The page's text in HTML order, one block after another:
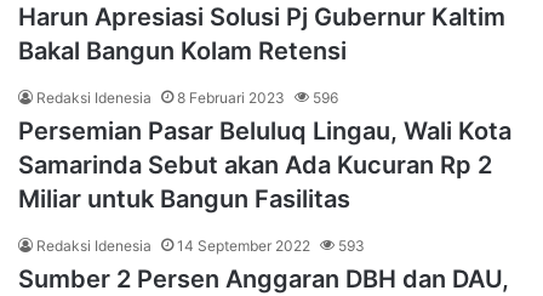
Harun Apresiasi Solusi Pj Gubernur Kaltim
Bakal Bangun Kolam Retensi
Redaksi Idenesia 8 Februari 2023 596
Persemian Pasar Beluluq Lingau, Wali Kota
Samarinda Sebut akan Ada Kucuran Rp 2
Miliar untuk Bangun Fasilitas
Redaksi Idenesia 14 September 2022 593
Sumber 2 Persen Anggaran DBH dan DAU,